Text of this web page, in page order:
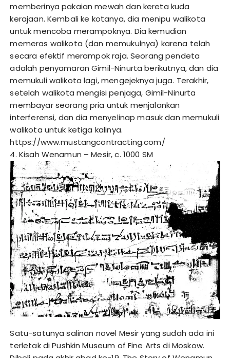
memberinya pakaian mewah dan kereta kuda
kerajaan. Kembali ke kotanya, dia menipu walikota
untuk mencoba merampoknya. Dia kemudian
memeras walikota (dan memukulnya) karena telah
secara efektif merampok raja. Seorang pendeta
adalah penyamaran Gimil-Ninurta berikutnya, dan dia
memukuli walikota lagi, mengejeknya juga. Terakhir,
setelah walikota mengisi penjaga, Gimil-Ninurta
membayar seorang pria untuk menjalankan
interferensi, dan dia menyelinap masuk dan memukuli
walikota untuk ketiga kalinya.
https://www.mustangcontracting.com/
4. Kisah Wenamun – Mesir, c. 1000 SM
Satu-satunya salinan novel Mesir yang sudah ada ini
terletak di Pushkin Museum of Fine Arts di Moskow.